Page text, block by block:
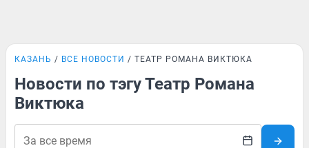
КАЗАНЬ ВСЕ НОВОСТИ ТЕАТР РОМАНА ВИКТЮКА
Новости по тэгу Театр Романа
Виктюка